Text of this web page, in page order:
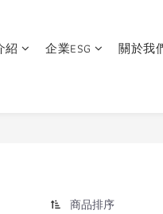
紹 企業ESG
關於我
商品排序